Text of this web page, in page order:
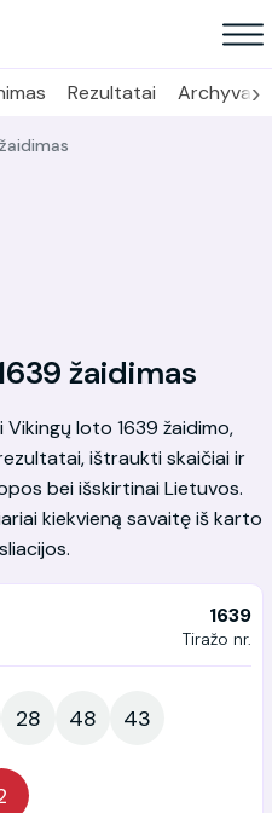
Rezultatai Archyvas
›
žaidimas
loto 1639 žaidimo,
ištraukti skaičiai ir
bei išskirtinai Lietuvos.
kiekvieną savaitę iš karto
1639
Tiražo nr.
28 48 43